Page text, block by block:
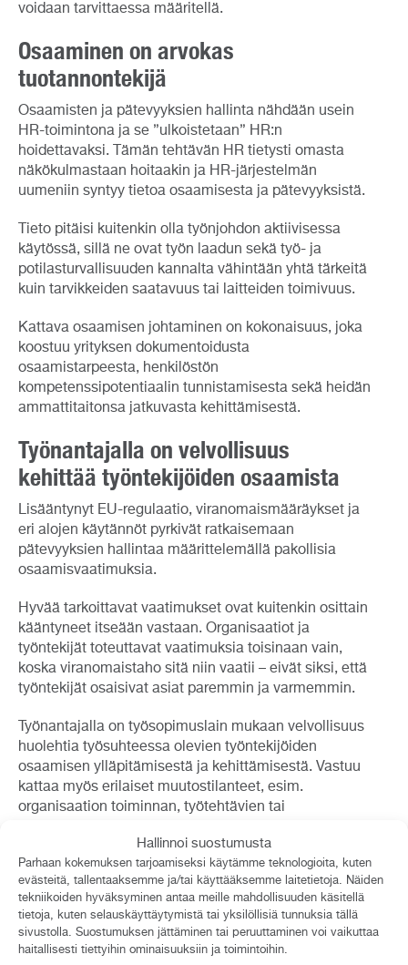
Hallinnoi suostumusta
Parhaan kokemuksen tarjoamiseksi käytämme teknologioita, kuten
evästeitä, tallentaaksemme ja/tai käyttääksemme laitetietoja. Näiden
tekniikoiden hyväksyminen antaa meille mahdollisuuden käsitellä
tietoja, kuten selauskäyttäytymistä tai yksilöllisiä tunnuksia tällä
sivustolla. Suostumuksen jättäminen tai peruuttaminen voi vaikuttaa
haitallisesti tiettyihin ominaisuuksiin ja toimintoihin.
voidaan tarvittaessa määritellä.
Osaaminen on arvokas
tuotannontekijä
Osaamisten ja pätevyyksien hallinta nähdään usein
HR-toimintona ja se ”ulkoistetaan” HR:n
hoidettavaksi. Tämän tehtävän HR tietysti omasta
näkökulmastaan hoitaakin ja HR-järjestelmän
uumeniin syntyy tietoa osaamisesta ja pätevyyksistä.
Tieto pitäisi kuitenkin olla työnjohdon aktiivisessa
käytössä, sillä ne ovat työn laadun sekä työ- ja
potilasturvallisuuden kannalta vähintään yhtä tärkeitä
kuin tarvikkeiden saatavuus tai laitteiden toimivuus.
Kattava osaamisen johtaminen on kokonaisuus, joka
koostuu yrityksen dokumentoidusta
osaamistarpeesta, henkilöstön
kompetenssipotentiaalin tunnistamisesta sekä heidän
ammattitaitonsa jatkuvasta kehittämisestä.
Työnantajalla on velvollisuus
kehittää työntekijöiden osaamista
Lisääntynyt EU-regulaatio, viranomaismääräykset ja
eri alojen käytännöt pyrkivät ratkaisemaan
pätevyyksien hallintaa määrittelemällä pakollisia
osaamisvaatimuksia.
Hyvää tarkoittavat vaatimukset ovat kuitenkin osittain
kääntyneet itseään vastaan. Organisaatiot ja
työntekijät toteuttavat vaatimuksia toisinaan vain,
koska viranomaistaho sitä niin vaatii – eivät siksi, että
työntekijät osaisivat asiat paremmin ja varmemmin.
Työnantajalla on työsopimuslain mukaan velvollisuus
huolehtia työsuhteessa olevien työntekijöiden
osaamisen ylläpitämisestä ja kehittämisestä. Vastuu
kattaa myös erilaiset muutostilanteet, esim.
organisaation toiminnan, työtehtävien tai
velvollisuus on huolehtia, että työntekijät suoriutuvat
töistään.
Kun työntekijöiden tiedot, taidot ja asenteet vastaavat
yrityksen osaamistarpeita, osaaminen on
lähtökohtaisesti kunnossa.